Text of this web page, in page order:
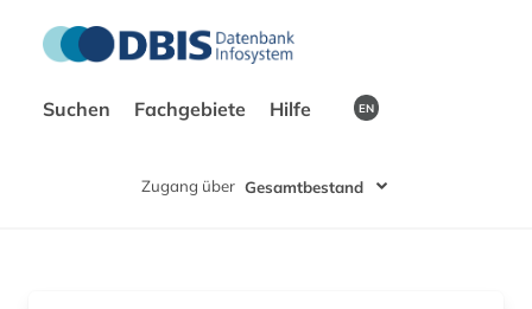
Suchen Fachgebiete Hilfe EN
Zugang über Gesamtbestand